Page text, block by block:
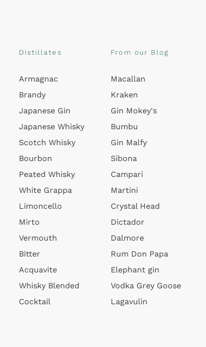
Distillates
Armagnac
Brandy
Japanese Gin
Japanese Whisky
Scotch Whisky
Bourbon
Peated Whisky
White Grappa
Limoncello
Mirto
Vermouth
Bitter
Acquavite
Whisky Blended
Cocktail
From our Blog
Macallan
Kraken
Gin Mokey's
Bumbu
Gin Malfy
Sibona
Campari
Martini
Crystal Head
Dictador
Dalmore
Rum Don Papa
Elephant gin
Vodka Grey Goose
Lagavulin